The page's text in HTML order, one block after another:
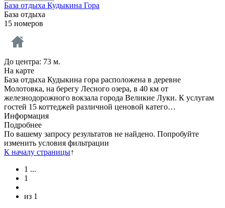
База отдыха Кудыкина Гора
База отдыха
15 номеров
До центра: 73 м.
На карте
База отдыха Кудыкина гора расположена в деревне
Молотовка, на берегу Лесного озера, в 40 км от
железнодорожного вокзала города Великие Луки. К услугам
гостей 15 коттеджей различной ценовой катего…
Информация
Подробнее
По вашему запросу результатов не найдено. Попробуйте
изменить условия фильтрации
К началу страницы↑
1 ...
1
из 1